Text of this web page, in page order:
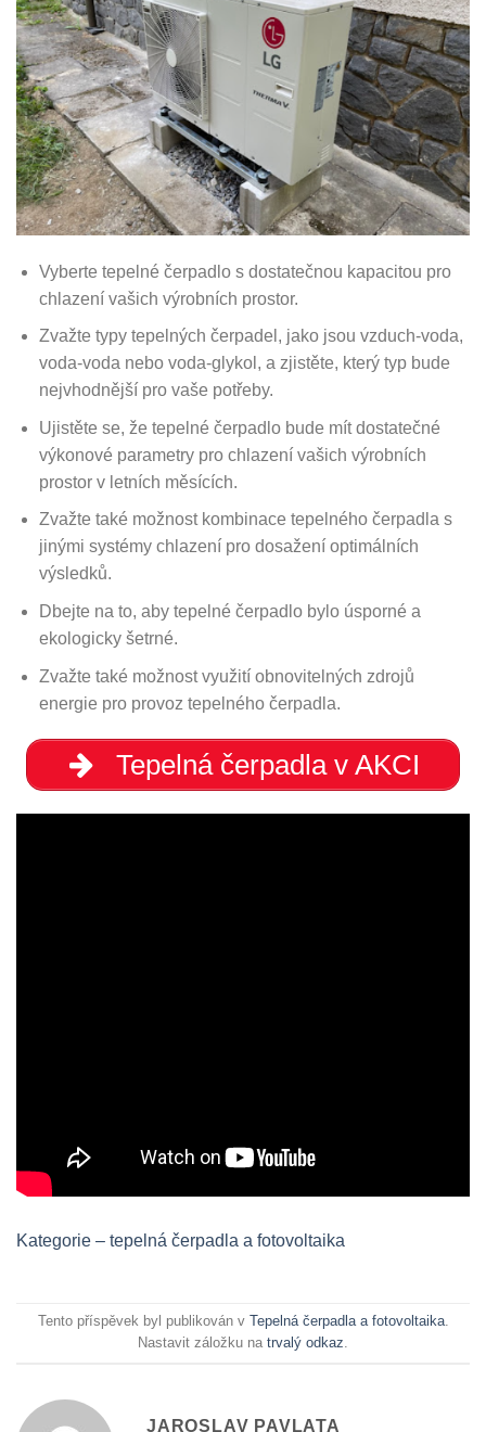
Vyberte tepelné čerpadlo s dostatečnou kapacitou pro
chlazení vašich výrobních prostor.
Zvažte typy tepelných čerpadel, jako jsou vzduch-voda,
voda-voda nebo voda-glykol, a zjistěte, který typ bude
nejvhodnější pro vaše potřeby.
Ujistěte se, že tepelné čerpadlo bude mít dostatečné
výkonové parametry pro chlazení vašich výrobních
prostor v letních měsících.
Zvažte také možnost kombinace tepelného čerpadla s
jinými systémy chlazení pro dosažení optimálních
výsledků.
Dbejte na to, aby tepelné čerpadlo bylo úsporné a
ekologicky šetrné.
Zvažte také možnost využití obnovitelných zdrojů
energie pro provoz tepelného čerpadla.
Tepelná čerpadla v AKCI
Kategorie – tepelná čerpadla a fotovoltaika
Tento příspěvek byl publikován v Tepelná čerpadla a fotovoltaika.
Nastavit záložku na trvalý odkaz.
JAROSLAV PAVLATA